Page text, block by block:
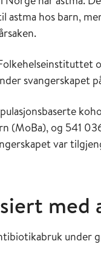
hos barn,
svangerskapet
(MoBa), og 541
var
med
under